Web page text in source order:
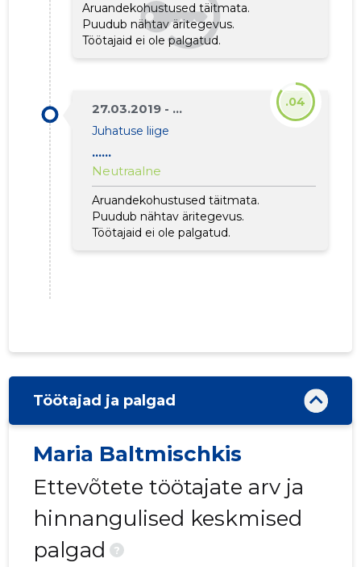
Aruandekohustused täitmata.
Puudub nähtav äritegevus.
Töötajaid ei ole palgatud.
27.03.2019 - ...
Juhatuse liige
......
Neutraalne
Aruandekohustused täitmata.
Puudub nähtav äritegevus.
Töötajaid ei ole palgatud.
.04
Töötajad ja palgad
Maria Baltmischkis
Ettevõtete töötajate arv ja
hinnangulised keskmised
palgad
?